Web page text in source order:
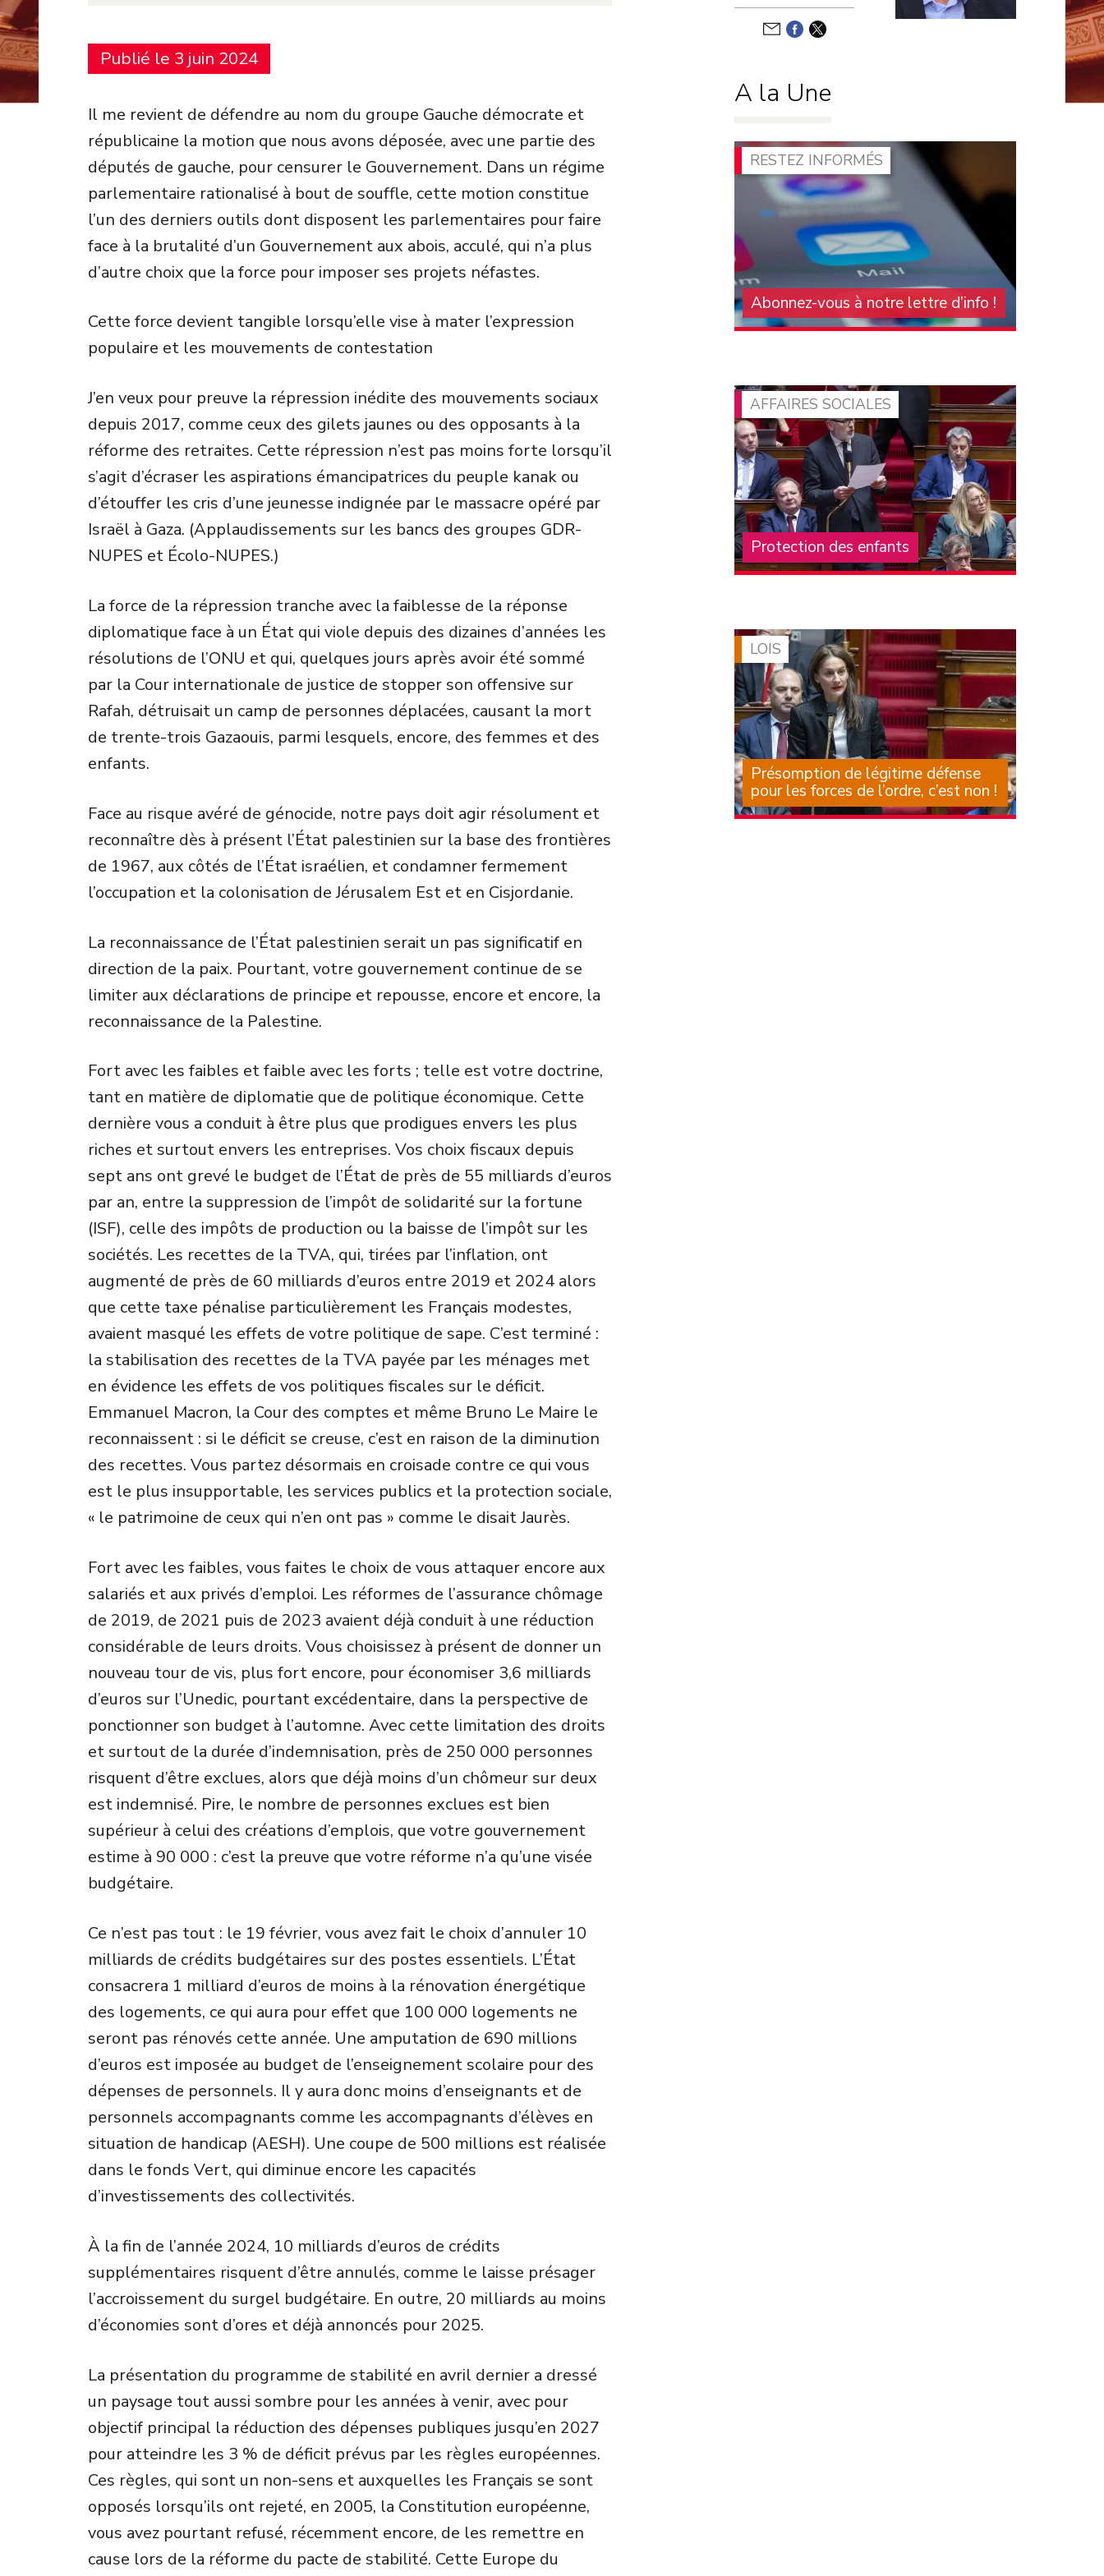
Développement
Finances
Lois
Publié le 3 juin 2024
Il me revient de défendre au nom du groupe Gauche démocrate et
républicaine la motion que nous avons déposée, avec une partie des
députés de gauche, pour censurer le Gouvernement. Dans un régime
parlementaire rationalisé à bout de souffle, cette motion constitue
l’un des derniers outils dont disposent les parlementaires pour faire
face à la brutalité d’un Gouvernement aux abois, acculé, qui n’a plus
d’autre choix que la force pour imposer ses projets néfastes.
Cette force devient tangible lorsqu’elle vise à mater l’expression
populaire et les mouvements de contestation
J’en veux pour preuve la répression inédite des mouvements sociaux
depuis 2017, comme ceux des gilets jaunes ou des opposants à la
réforme des retraites. Cette répression n’est pas moins forte lorsqu’il
s’agit d’écraser les aspirations émancipatrices du peuple kanak ou
d’étouffer les cris d’une jeunesse indignée par le massacre opéré par
Israël à Gaza. (Applaudissements sur les bancs des groupes GDR-
NUPES et Écolo-NUPES.)
La force de la répression tranche avec la faiblesse de la réponse
diplomatique face à un État qui viole depuis des dizaines d’années les
résolutions de l’ONU et qui, quelques jours après avoir été sommé
par la Cour internationale de justice de stopper son offensive sur
Rafah, détruisait un camp de personnes déplacées, causant la mort
de trente-trois Gazaouis, parmi lesquels, encore, des femmes et des
enfants.
Face au risque avéré de génocide, notre pays doit agir résolument et
reconnaître dès à présent l’État palestinien sur la base des frontières
de 1967, aux côtés de l’État israélien, et condamner fermement
l’occupation et la colonisation de Jérusalem Est et en Cisjordanie.
La reconnaissance de l’État palestinien serait un pas significatif en
direction de la paix. Pourtant, votre gouvernement continue de se
limiter aux déclarations de principe et repousse, encore et encore, la
reconnaissance de la Palestine.
Fort avec les faibles et faible avec les forts ; telle est votre doctrine,
tant en matière de diplomatie que de politique économique. Cette
dernière vous a conduit à être plus que prodigues envers les plus
riches et surtout envers les entreprises. Vos choix fiscaux depuis
sept ans ont grevé le budget de l’État de près de 55 milliards d’euros
par an, entre la suppression de l’impôt de solidarité sur la fortune
(ISF), celle des impôts de production ou la baisse de l’impôt sur les
sociétés. Les recettes de la TVA, qui, tirées par l’inflation, ont
augmenté de près de 60 milliards d’euros entre 2019 et 2024 alors
que cette taxe pénalise particulièrement les Français modestes,
avaient masqué les effets de votre politique de sape. C’est terminé :
la stabilisation des recettes de la TVA payée par les ménages met
en évidence les effets de vos politiques fiscales sur le déficit.
Emmanuel Macron, la Cour des comptes et même Bruno Le Maire le
reconnaissent : si le déficit se creuse, c’est en raison de la diminution
des recettes. Vous partez désormais en croisade contre ce qui vous
est le plus insupportable, les services publics et la protection sociale,
« le patrimoine de ceux qui n’en ont pas » comme le disait Jaurès.
Fort avec les faibles, vous faites le choix de vous attaquer encore aux
salariés et aux privés d’emploi. Les réformes de l’assurance chômage
de 2019, de 2021 puis de 2023 avaient déjà conduit à une réduction
considérable de leurs droits. Vous choisissez à présent de donner un
nouveau tour de vis, plus fort encore, pour économiser 3,6 milliards
d’euros sur l’Unedic, pourtant excédentaire, dans la perspective de
ponctionner son budget à l’automne. Avec cette limitation des droits
et surtout de la durée d’indemnisation, près de 250 000 personnes
risquent d’être exclues, alors que déjà moins d’un chômeur sur deux
est indemnisé. Pire, le nombre de personnes exclues est bien
supérieur à celui des créations d’emplois, que votre gouvernement
estime à 90 000 : c’est la preuve que votre réforme n’a qu’une visée
budgétaire.
Ce n’est pas tout : le 19 février, vous avez fait le choix d’annuler 10
milliards de crédits budgétaires sur des postes essentiels. L’État
consacrera 1 milliard d’euros de moins à la rénovation énergétique
des logements, ce qui aura pour effet que 100 000 logements ne
seront pas rénovés cette année. Une amputation de 690 millions
d’euros est imposée au budget de l’enseignement scolaire pour des
dépenses de personnels. Il y aura donc moins d’enseignants et de
personnels accompagnants comme les accompagnants d’élèves en
situation de handicap (AESH). Une coupe de 500 millions est réalisée
dans le fonds Vert, qui diminue encore les capacités
d’investissements des collectivités.
À la fin de l’année 2024, 10 milliards d’euros de crédits
supplémentaires risquent d’être annulés, comme le laisse présager
l’accroissement du surgel budgétaire. En outre, 20 milliards au moins
d’économies sont d’ores et déjà annoncés pour 2025.
La présentation du programme de stabilité en avril dernier a dressé
un paysage tout aussi sombre pour les années à venir, avec pour
objectif principal la réduction des dépenses publiques jusqu’en 2027
pour atteindre les 3 % de déficit prévus par les règles européennes.
Ces règles, qui sont un non-sens et auxquelles les Français se sont
opposés lorsqu’ils ont rejeté, en 2005, la Constitution européenne,
vous avez pourtant refusé, récemment encore, de les remettre en
cause lors de la réforme du pacte de stabilité. Cette Europe du
A la Une
RESTEZ INFORMÉS
Abonnez-vous à notre lettre d’info !
Pour vous tenir au courant de l'actualité du
connaître et la diffuser !
AFFAIRES SOCIALES
Protection des enfants
La crise structurelle de la protection de
documentée depuis de (…)
LOIS
Présomption de légitime défense
pour les forces de l’ordre, c’est non !
Il est des textes dont on sait, au moment